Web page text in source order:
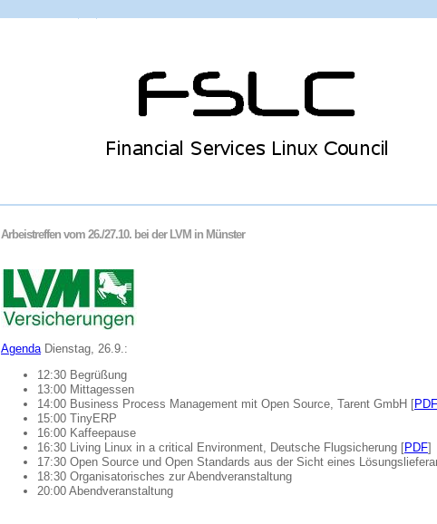
Arbeistreffen vom 26./27.10. bei der LVM in Münster
AgendaDienstag, 26.9.:
12:30 Begrüßung
13:00 Mittagessen
14:00 Business Process Management mit Open Source, Tarent GmbH [PDF
15:00 TinyERP
16:00 Kaffeepause
16:30 Living Linux in a critical Environment, Deutsche Flugsicherung [PDF]
17:30 Open Source und Open Standards aus der Sicht eines
18:30 Organisatorisches zur Abendveranstaltung
20:00 Abendveranstaltung